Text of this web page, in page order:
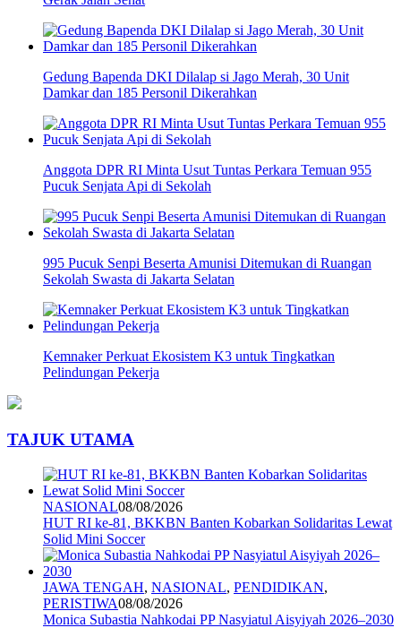
Gedung Bapenda DKI Dilalap si Jago Merah, 30 Unit
Damkar dan 185 Personil Dikerahkan
Anggota DPR RI Minta Usut Tuntas Perkara Temuan 955
Pucuk Senjata Api di Sekolah
995 Pucuk Senpi Beserta Amunisi Ditemukan di Ruangan
Sekolah Swasta di Jakarta Selatan
Kemnaker Perkuat Ekosistem K3 untuk Tingkatkan
Pelindungan Pekerja
TAJUK UTAMA
NASIONAL08/08/2026
HUT RI ke-81, BKKBN Banten Kobarkan Solidaritas Lewat
Solid Mini Soccer
JAWA TENGAH, NASIONAL, PENDIDIKAN,
PERISTIWA08/08/2026
Monica Subastia Nahkodai PP Nasyiatul Aisyiyah 2026–2030